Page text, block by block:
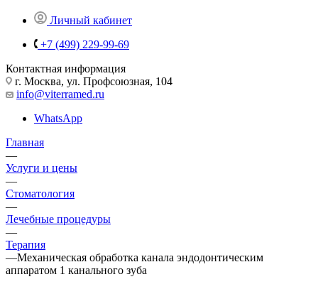
Личный кабинет
+7 (499) 229-99-69
Контактная информация
г. Москва, ул. Профсоюзная, 104
info@viterramed.ru
WhatsApp
Главная
—
Услуги и цены
—
Стоматология
—
Лечебные процедуры
—
Терапия
—Механическая обработка канала эндодонтическим
аппаратом 1 канального зуба